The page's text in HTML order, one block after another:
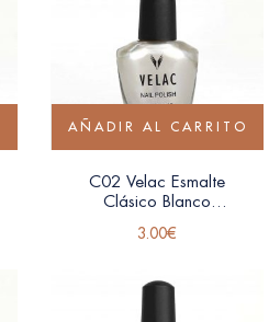
AÑADIR AL CARRITO
C02 Velac Esmalte
Clásico Blanco
3.00€